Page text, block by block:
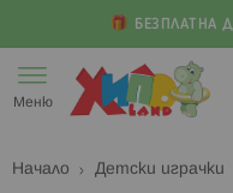
БЕЗПЛАТНА
към
съдържанието
Меню
Начало Детски играчки